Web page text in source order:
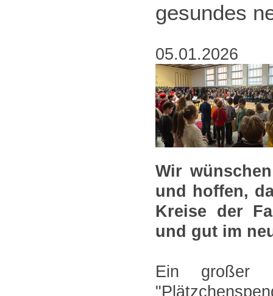
gesundes
05.01.2026
Wir
und hoffen,
Kreise der
und gut im
Ein großer